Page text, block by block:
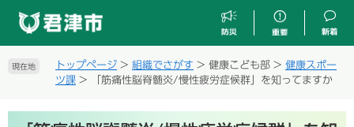
現在地 トップページ > 組織でさがす > 健康こども部 > 健康スポー
ツ課 > 「筋痛性脳脊髄炎/慢性疲労症候群」を知ってますか